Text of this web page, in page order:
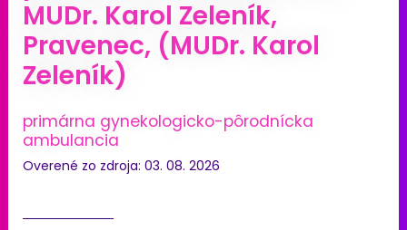
MUDr. Karol Zeleník,
Pravenec, (MUDr. Karol
Zeleník)
primárna gynekologicko-pôrodnícka
ambulancia
Overené zo zdroja: 03. 08. 2026